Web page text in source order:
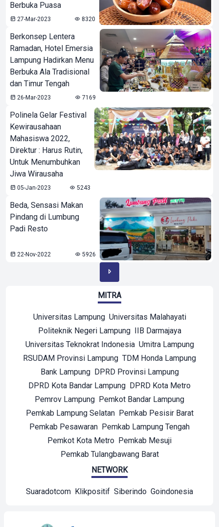
Berbuka Puasa
27-Mar-2023 8320
Berkonsep Lentera
Ramadan, Hotel Emersia
Lampung Hadirkan Menu
Berbuka Ala Tradisional
dan Timur Tengah
26-Mar-2023 7169
Polinela Gelar Festival
Kewirausahaan
Mahasiswa 2022,
Direktur : Harus Rutin,
Untuk Menumbuhkan
Jiwa Wirausaha
05-Jan-2023 5243
Beda, Sensasi Makan
Pindang di Lumbung
Padi Resto
22-Nov-2022 5926
MITRA
Universitas Lampung Universitas Malahayati
Politeknik Negeri Lampung IIB Darmajaya
Universitas Teknokrat Indonesia Umitra Lampung
RSUDAM Provinsi Lampung TDM Honda Lampung
Bank Lampung DPRD Provinsi Lampung
DPRD Kota Bandar Lampung DPRD Kota Metro
Pemrov Lampung Pemkot Bandar Lampung
Pemkab Lampung Selatan Pemkab Pesisir Barat
Pemkab Pesawaran Pemkab Lampung Tengah
Pemkot Kota Metro Pemkab Mesuji
Pemkab Tulangbawang Barat
NETWORK
Suaradotcom Klikpositif Siberindo Goindonesia